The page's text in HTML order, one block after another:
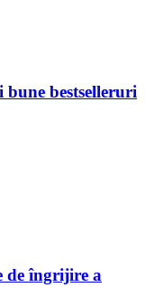
bune bestselleruri
de îngrijire a